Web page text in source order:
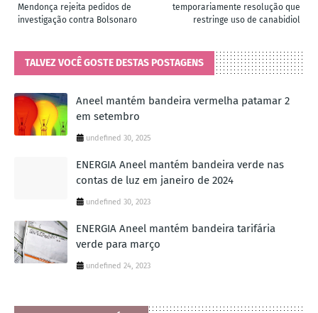
temporariamente resolução que
restringe uso de canabidiol
Mendonça rejeita pedidos de
investigação contra Bolsonaro
TALVEZ VOCÊ GOSTE DESTAS POSTAGENS
Aneel mantém bandeira vermelha patamar 2
em setembro
undefined 30, 2025
ENERGIA Aneel mantém bandeira verde nas
contas de luz em janeiro de 2024
undefined 30, 2023
ENERGIA Aneel mantém bandeira tarifária
verde para março
undefined 24, 2023